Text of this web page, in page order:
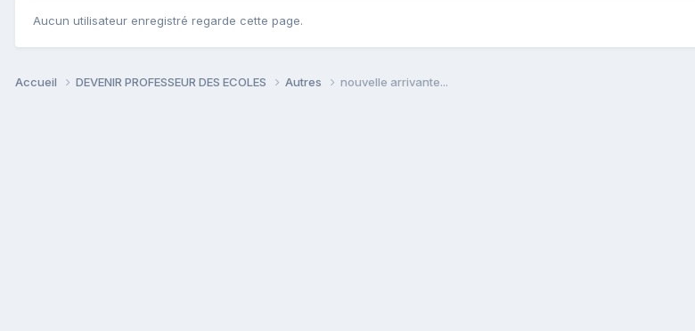
Aucun utilisateur enregistré regarde cette page.
Accueil DEVENIR PROFESSEUR DES ECOLES Autres nouvelle arrivante...